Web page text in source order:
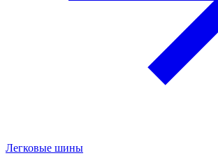
Легковые шины